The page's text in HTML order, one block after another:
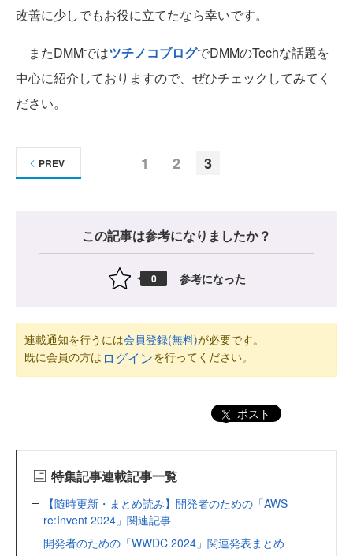
改善に少しでもお役に立てたなら幸いです。
またDMMではツチノコブログでDMMのTechな話題を
中心に紹介しておりますので、ぜひチェックしてみてく
ださい。
1 2 3
PREV
この記事は参考になりましたか？
0 参考になった
連載通知を行うには会員登録(無料)が必要です。
既に会員の方は ログインを行ってください。
ポスト
特集記事連載記事一覧
【随時更新・まとめ読み】開発者のための「AWS
re:Invent 2024」関連記事
開発者のための「WWDC 2024」関連発表まとめ